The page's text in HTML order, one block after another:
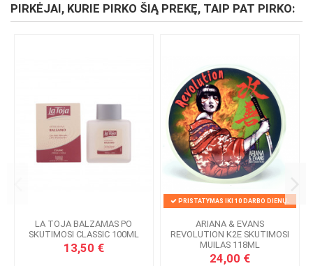
PIRKĖJAI, KURIE PIRKO ŠIĄ PREKĘ, TAIP PAT PIRKO:
LA TOJA BALZAMAS PO
SKUTIMOSI CLASSIC 100ML
13,50 €
PRISTATYMAS IKI 10 DARBO DIENŲ.
ARIANA & EVANS
REVOLUTION K2E SKUTIMOSI
MUILAS 118ML
24,00 €